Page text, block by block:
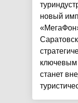
новый
ключевым
станет